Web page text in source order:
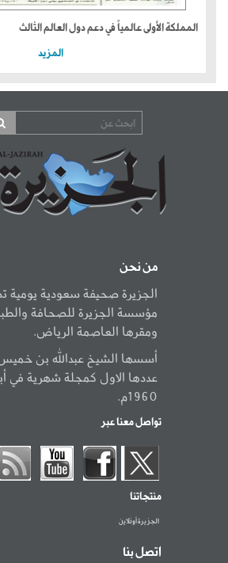
المملكة الأولى عالمياً في دعم دول العالم الثالث
المزيد
من نحن
الجزيرة صحيفة سعودية يومية
مؤسسة الجزيرة للصحافة
ومقرها العاصمة الرياض.
أسسها الشيخ عبدالله بن
عددها الاول كمجلة شهرية في
1960م.
تواصل معنا عبر
منتجاتنا
الجزيرة أونلاين
اتصل بنا